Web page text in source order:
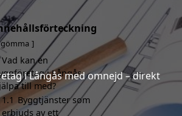
i Långås med omnejd – direkt
gömma
Vad kan en
i Långås
till med?
1.1 Byggtjänster som
erbjuds av ett